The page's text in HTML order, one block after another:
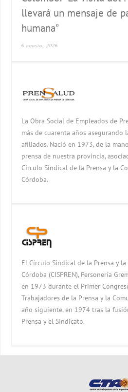
llevará un mensaje de
humana”
6 agosto, 2026
La Obra Social de Empleados de
más de cuarenta años asegurando
afiliados. Nació en 1973, de la
prensa de nuestra provincia,
Círculo Sindical de la Prensa y la
Córdoba.
El Círculo Sindical de la Prensa y
Córdoba (CISPREN), Personería
en 1973 durante el Primer
Trabajadores de la Prensa y la
año siguiente, en 1974 tras la
Prensa y el Sindicato.